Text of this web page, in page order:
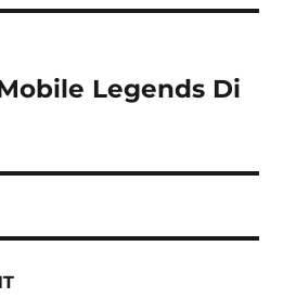
Legends Di